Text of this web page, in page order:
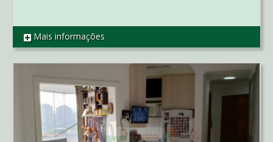
REF SO1986
Mais informações